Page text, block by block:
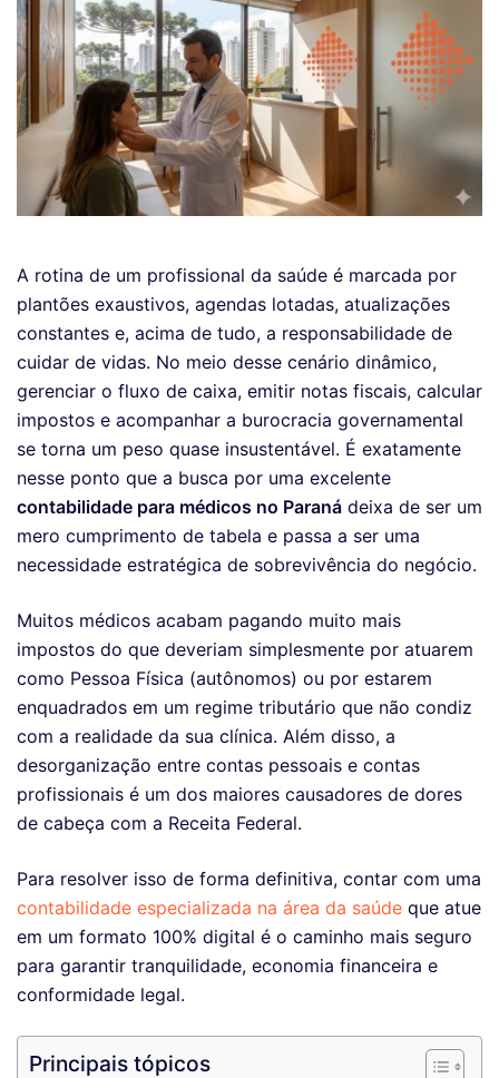
A rotina de um profissional da saúde é marcada por
plantões exaustivos, agendas lotadas, atualizações
constantes e, acima de tudo, a responsabilidade de
cuidar de vidas. No meio desse cenário dinâmico,
gerenciar o fluxo de caixa, emitir notas fiscais, calcular
impostos e acompanhar a burocracia governamental
se torna um peso quase insustentável. É exatamente
nesse ponto que a busca por uma excelente
contabilidade para médicos no Paraná deixa de ser um
mero cumprimento de tabela e passa a ser uma
necessidade estratégica de sobrevivência do negócio.
Muitos médicos acabam pagando muito mais
impostos do que deveriam simplesmente por atuarem
como Pessoa Física (autônomos) ou por estarem
enquadrados em um regime tributário que não condiz
com a realidade da sua clínica. Além disso, a
desorganização entre contas pessoais e contas
profissionais é um dos maiores causadores de dores
de cabeça com a Receita Federal.
Para resolver isso de forma definitiva, contar com uma
contabilidade especializada na área da saúde que atue
em um formato 100% digital é o caminho mais seguro
para garantir tranquilidade, economia financeira e
conformidade legal.
Principais tópicos